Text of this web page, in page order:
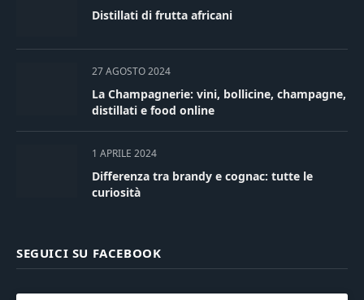
Distillati di frutta africani
27 AGOSTO 2024
La Champagnerie: vini, bollicine, champagne,
distillati e food online
1 APRILE 2024
Differenza tra brandy e cognac: tutte le
curiosità
SEGUICI SU FACEBOOK